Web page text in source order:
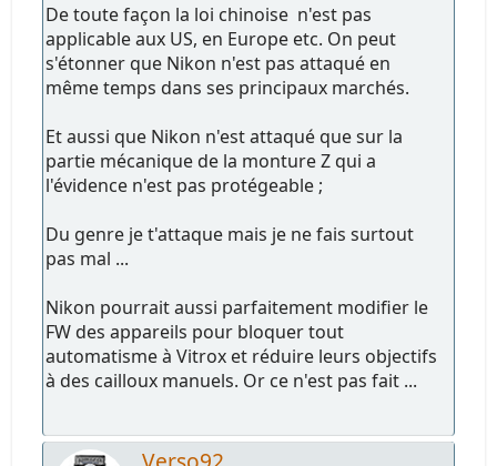
De toute façon la loi chinoise n'est pas
applicable aux US, en Europe etc. On peut
s'étonner que Nikon n'est pas attaqué en
même temps dans ses principaux marchés.
Et aussi que Nikon n'est attaqué que sur la
partie mécanique de la monture Z qui a
l'évidence n'est pas protégeable ;
Du genre je t'attaque mais je ne fais surtout
pas mal ...
Nikon pourrait aussi parfaitement modifier le
FW des appareils pour bloquer tout
automatisme à Vitrox et réduire leurs objectifs
à des cailloux manuels. Or ce n'est pas fait ...